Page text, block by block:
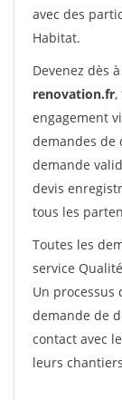
avec des
Habitat.
Devenez dès
renovation.fr,
engagement
demandes de
demande
devis
tous les
Toutes les
service
Un
demande de
contact avec
leurs